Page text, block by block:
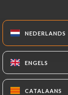
MENU
NEDERLANDS
ENGELS
CATALAANS
NEDERLANDS
ENGELS
CATALAANS